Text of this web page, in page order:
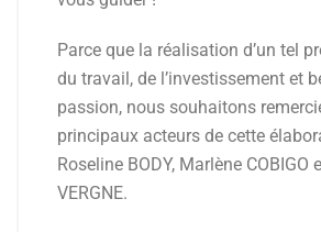
Parce que la réalisation d’un tel
du travail, de l’investissement et
passion, nous souhaitons
principaux acteurs de cette
Roseline BODY, Marlène COBIGO
VERGNE.